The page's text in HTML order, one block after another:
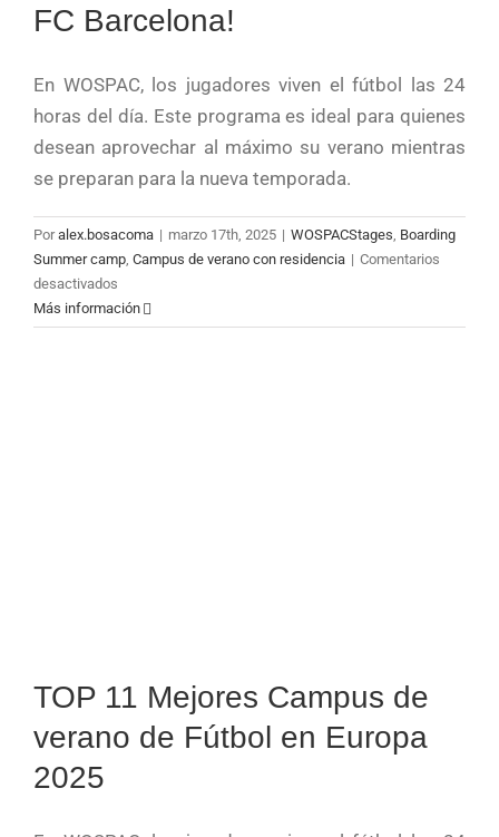
FC Barcelona!
En WOSPAC, los jugadores viven el fútbol las 24
horas del día. Este programa es ideal para quienes
desean aprovechar al máximo su verano mientras
se preparan para la nueva temporada.
Poralex.bosacoma | marzo 17th, 2025 | WOSPACStages, Boarding
Summer camp, Campus de verano con residencia | Comentarios
desactivados
🔥
¡Gerard
Más información
TOP 11 Mejores Campus de
verano de Fútbol en Europa
2025